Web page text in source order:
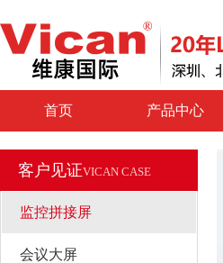
首页 产品中心
客户见证VICAN CASE
监控拼接屏
会议大屏